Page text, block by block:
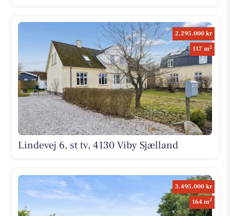
2.295.000 kr
117 m2
Lindevej 6, st tv, 4130 Viby Sjælland
3.495.000 kr
164 m2